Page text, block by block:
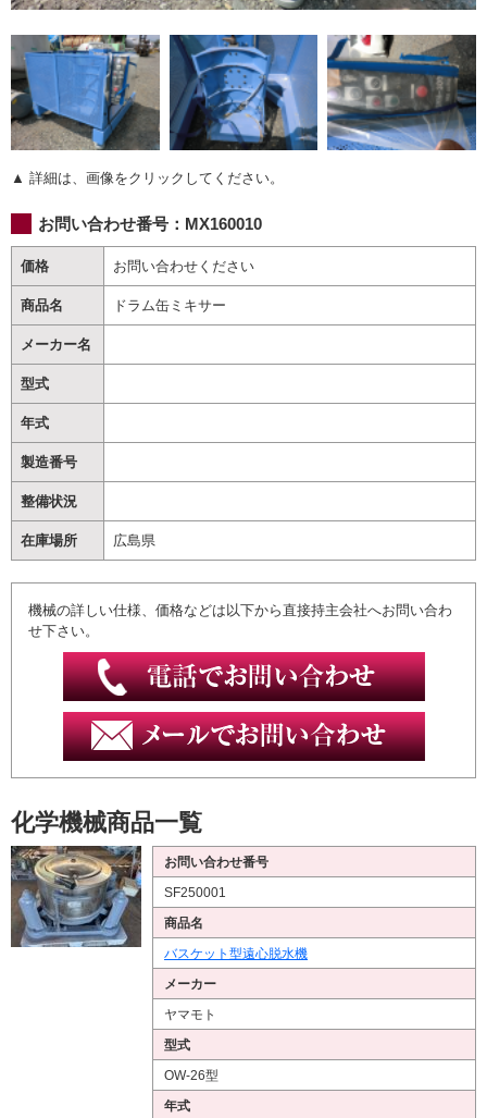
▲ 詳細は、画像をクリックしてください。
お問い合わせ番号： MX160010
価格 お問い合わせください
商品名 ドラム缶ミキサー
メーカー名
型式
年式
製造番号
整備状況
在庫場所 広島県
機械の詳しい仕様、価格などは以下から直接持主会社へお問い合わ
せ下さい。
化学機械商品一覧
お問い合わせ番号
SF250001
商品名
バスケット型遠心脱水機
メーカー
ヤマモト
型式
OW-26型
年式